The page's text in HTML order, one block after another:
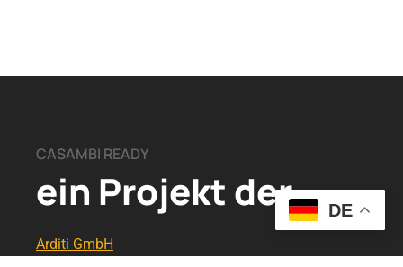
CASAMBI READY
ein Projekt der
Arditi GmbH
DE